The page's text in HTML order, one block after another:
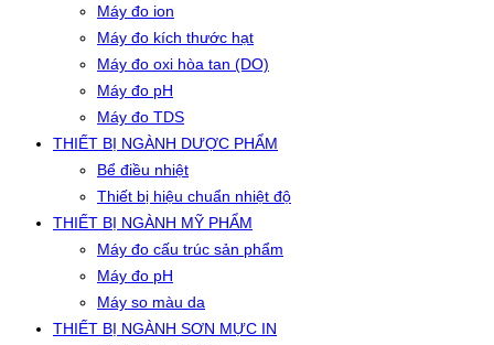
Máy đo ion
Máy đo kích thước hạt
Máy đo oxi hòa tan (DO)
Máy đo pH
Máy đo TDS
THIẾT BỊ NGÀNH DƯỢC PHẨM
Bể điều nhiệt
Thiết bị hiệu chuẩn nhiệt độ
THIẾT BỊ NGÀNH MỸ PHẨM
Máy đo cấu trúc sản phẩm
Máy đo pH
Máy so màu da
THIẾT BỊ NGÀNH SƠN MỰC IN